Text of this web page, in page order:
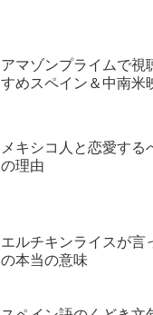
アマゾンプライムで視
すめスペイン＆中南米
メキシコ人と恋愛する
の理由
エルチキンライスが言
の本当の意味